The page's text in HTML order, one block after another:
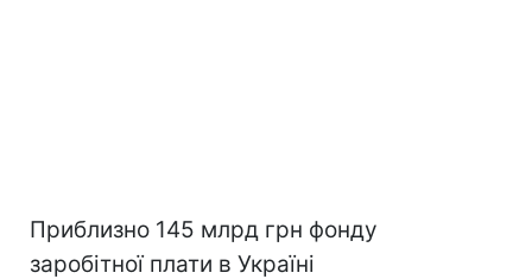
Приблизно 145 млрд грн фонду
заробітної плати в Україні